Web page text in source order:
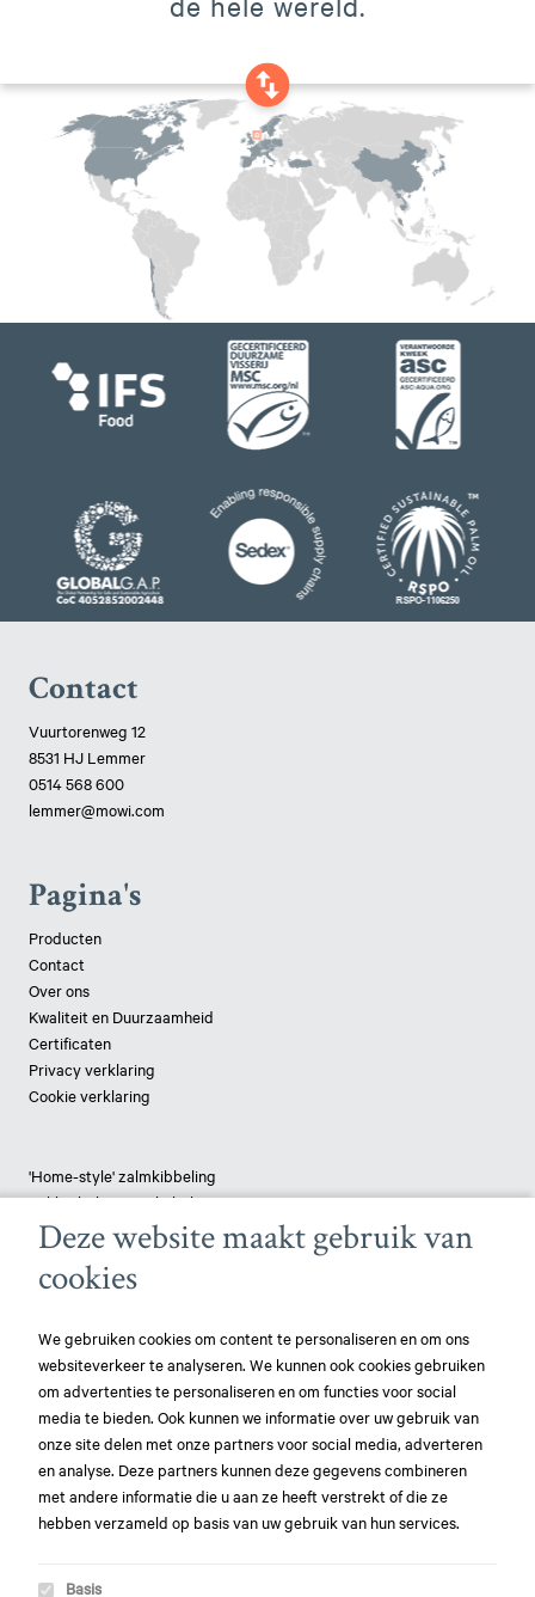
swap_vertical_circle
Contact
Vuurtorenweg 12
8531 HJ Lemmer
0514 568 600
lemmer@mowi.com
Pagina's
Producten
Contact
Over ons
Kwaliteit en Duurzaamheid
Certificaten
Privacy verklaring
Cookie verklaring
'Home-style' zalmkibbeling
Lekkerbekjes van kabeljauw
Tilapia 'Delight'
Crispy Combi
Koolvis met tapenade
Vispizza - pangasius
Nieuws
Mowi voor de derde keer uitgeroepen tot meest duurzame eiwitproducent!
play_circle_filled Mowi opnieuw uitgeroepen tot meest duurzame eiwitproducent
play_circle_filled Aandacht voor Wereld Oceanen Dag
Deze website maakt gebruik van
cookies
We gebruiken cookies om content te personaliseren en om ons
websiteverkeer te analyseren. We kunnen ook cookies gebruiken
om advertenties te personaliseren en om functies voor social
media te bieden. Ook kunnen we informatie over uw gebruik van
onze site delen met onze partners voor social media, adverteren
en analyse. Deze partners kunnen deze gegevens combineren
met andere informatie die u aan ze heeft verstrekt of die ze
hebben verzameld op basis van uw gebruik van hun services.
Basis